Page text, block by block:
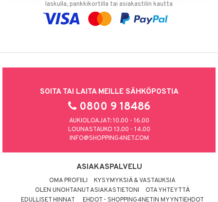
laskulla, pankkikortilla tai asiakastilin kautta
SOITA TAI LAITA MEILLE SÄHKÖPOSTIA
0800 9 18486
AUKIOLOAJAT: 10.00 - 16.00
LOUNASTAUKO 13.00 - 14.00
INFO@SHOPPING4NET.COM
ASIAKASPALVELU
OMA PROFIILI
KYSYMYKSIÄ & VASTAUKSIA
OLEN UNOHTANUT ASIAKASTIETONI
OTA YHTEYTTÄ
EDULLISET HINNAT
EHDOT - SHOPPING4NETIN MYYNTIEHDOT